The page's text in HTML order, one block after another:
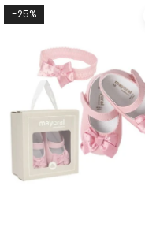
-25%